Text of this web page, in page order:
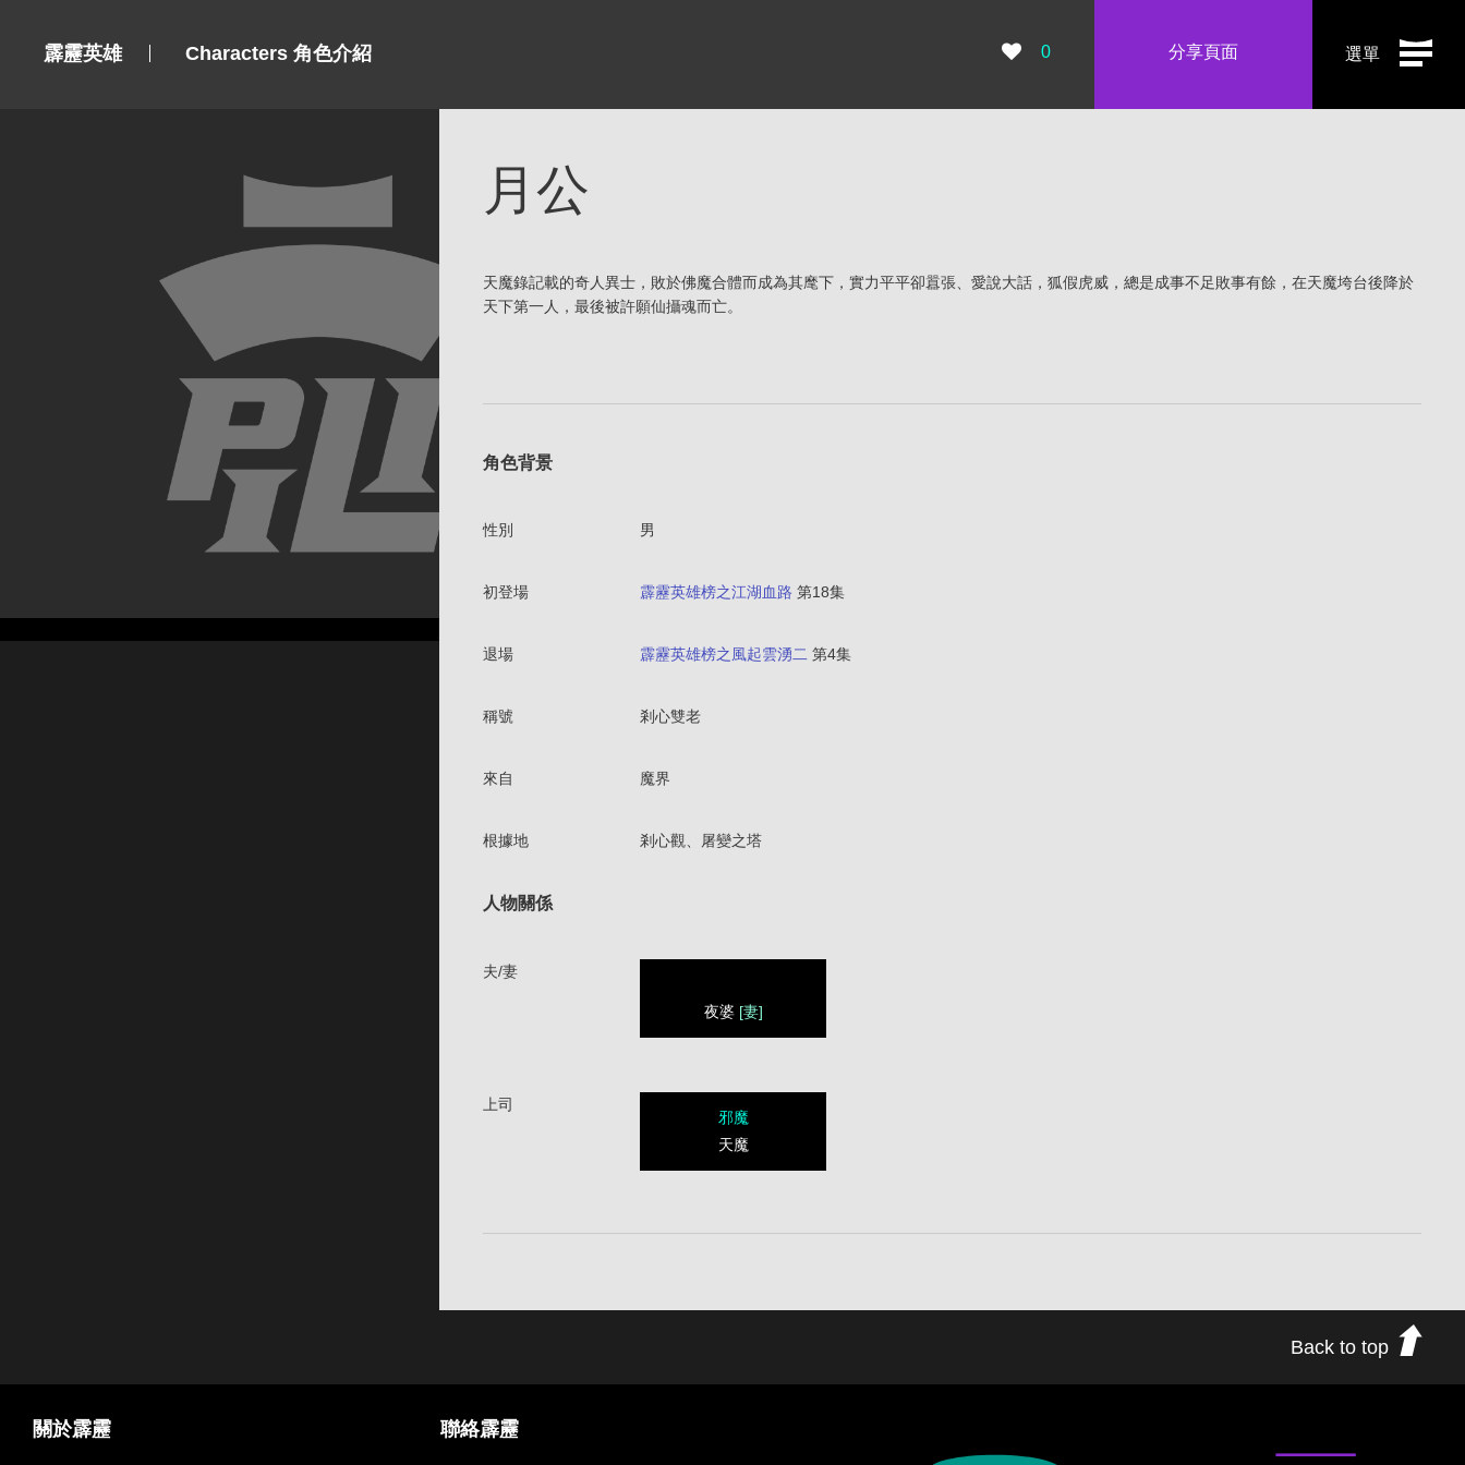
選單
霹靂英雄 Characters 角色介紹 瀏覽數：
0 分享頁面
月公
天魔錄記載的奇人異士，敗於佛魔合體而成為其麾下，實力平平卻囂張、愛說大話，狐假虎威，總是成事不足敗事有餘，在天魔垮台後降於
天下第一人，最後被許願仙攝魂而亡。
角色背景
性別 男
初登場 霹靂英雄榜之江湖血路 第18集
退場 霹靂英雄榜之風起雲湧二第4集
稱號 剎心雙老
來自 魔界
根據地 剎心觀、屠變之塔
人物關係
夫/妻
夜婆 [妻]
上司
邪魔
天魔
Back to top
關於霹靂 聯絡霹靂